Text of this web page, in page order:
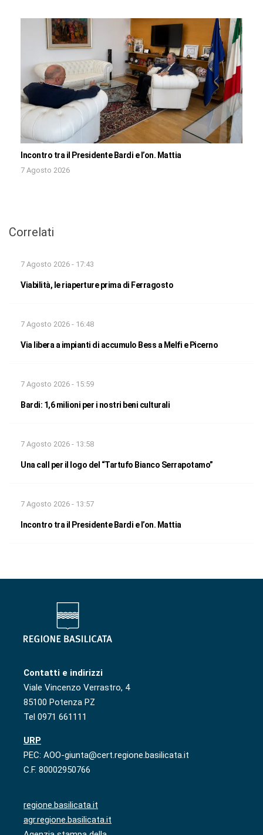
Incontro tra il Presidente Bardi e l’on. Mattia
7 Agosto 2026
Correlati
7 Agosto 2026 - 17:43
Viabilità, le riaperture prima di Ferragosto
7 Agosto 2026 - 16:48
Via libera a impianti di accumulo Bess a Melfi e Picerno
7 Agosto 2026 - 15:59
Bardi: 1,6 milioni per i nostri beni culturali
7 Agosto 2026 - 13:58
Una call per il logo del “Tartufo Bianco Serrapotamo”
7 Agosto 2026 - 13:57
Incontro tra il Presidente Bardi e l’on. Mattia
Contatti e indirizzi
Viale Vincenzo Verrastro, 4
85100 Potenza PZ
Tel 0971 661111
URP
PEC: AOO-giunta@cert.regione.basilicata.it
C.F. 80002950766
regione.basilicata.it
agr.regione.basilicata.it